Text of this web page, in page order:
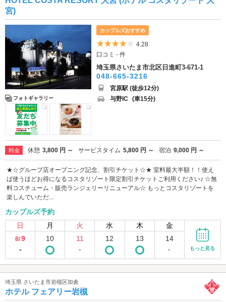
宮)
フォトギャラリー
カップルズおすすめ
5つ星のうち4
4.28
口コミ - 件
埼玉県さいたま市北区日進町3-671-1
048-665-3216
宮原駅 (徒歩12分)
与野IC (車15分)
料金 休憩 3,800 円 ～ サービスタイム 5,800 円 ～ 宿泊 9,000 円 ～
★☆グループ店オープニング記念、割引チケット☆★ 室料最大半額！！使え
ば使うほどお得になるコスタリゾート限定割引チケットご利用ください♪ ☆無
料コスチューム・販売ランジェリーリニューアル☆ もっとコスタリゾートを
楽しんでいただ...
カップルズ予約
日
月 火 水 木 金
8/9
-
10
11
-
12 13
14
-
もっと見る
埼玉県 さいたま市岩槻区加倉
ホテル フェアリー岩槻